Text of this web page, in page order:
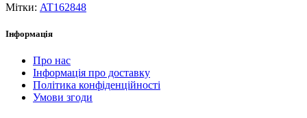
Мітки: AT162848
Інформація
Про нас
Інформація про доставку
Політика конфіденційності
Умови згоди